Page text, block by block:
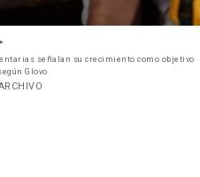
señalan su crecimiento como objetivo
Glovo